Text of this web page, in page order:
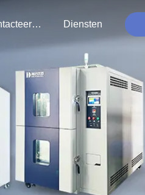
Contacteer Ons Diensten